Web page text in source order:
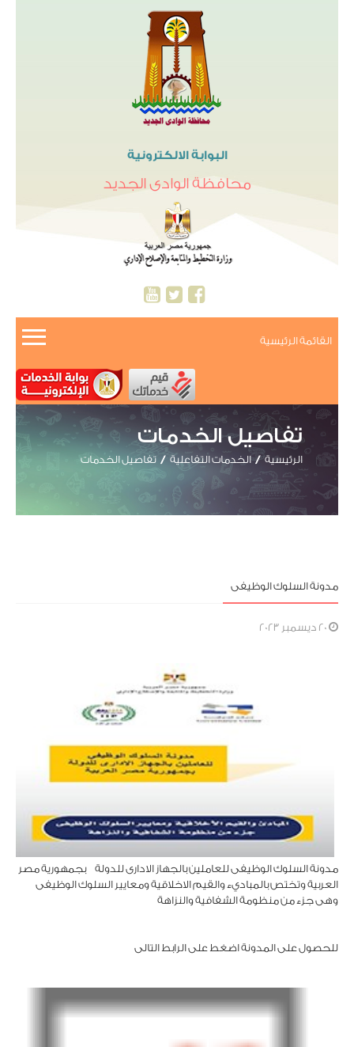
البوابة الالكترونية
محافظة الوادى الجديد
القائمة الرئيسية
تفاصيل الخدمات
الرئيسية الخدمات التفاعلية تفاصيل الخدمات
مدونة السلوك الوظيفى
مدونة السلوك الوظيفى للعاملين بالجهاز الادارى للدولة بجمهورية مصر
العربية وتختص بالمباديء والقيم الاخلاقية ومعايير السلوك الوظيفى
وهى جزء من منظومة الشفافية والنزاهة
للحصول على المدونة اضغط على الرابط التالى